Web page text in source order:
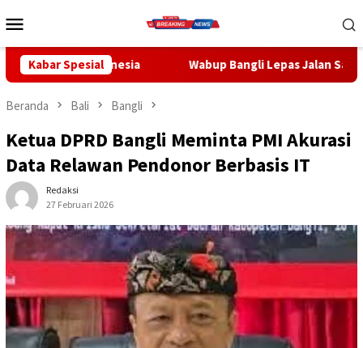
ke
Mobile
Kabar Spesial
Wabup Bangli Lepas Jalan Santai, Awali Rangkaian
Beranda Bali Bangli
Ketua DPRD Bangli Meminta PMI Akurasi
Data Relawan Pendonor Berbasis IT
Redaksi
27 Februari 2026